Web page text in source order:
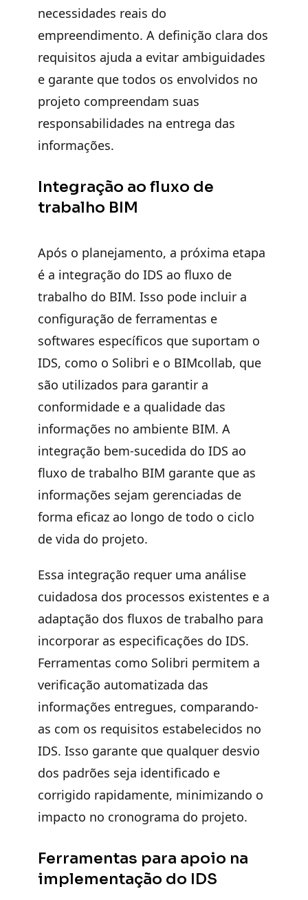
necessidades reais do
empreendimento. A definição clara dos
requisitos ajuda a evitar ambiguidades
e garante que todos os envolvidos no
projeto compreendam suas
responsabilidades na entrega das
informações.
Integração ao fluxo de
trabalho BIM
Após o planejamento, a próxima etapa
é a integração do IDS ao fluxo de
trabalho do BIM. Isso pode incluir a
configuração de ferramentas e
softwares específicos que suportam o
IDS, como o Solibri e o BIMcollab, que
são utilizados para garantir a
conformidade e a qualidade das
informações no ambiente BIM. A
integração bem-sucedida do IDS ao
fluxo de trabalho BIM garante que as
informações sejam gerenciadas de
forma eficaz ao longo de todo o ciclo
de vida do projeto.
Essa integração requer uma análise
cuidadosa dos processos existentes e a
adaptação dos fluxos de trabalho para
incorporar as especificações do IDS.
Ferramentas como Solibri permitem a
verificação automatizada das
informações entregues, comparando-
as com os requisitos estabelecidos no
IDS. Isso garante que qualquer desvio
dos padrões seja identificado e
corrigido rapidamente, minimizando o
impacto no cronograma do projeto.
Ferramentas para apoio na
implementação do IDS